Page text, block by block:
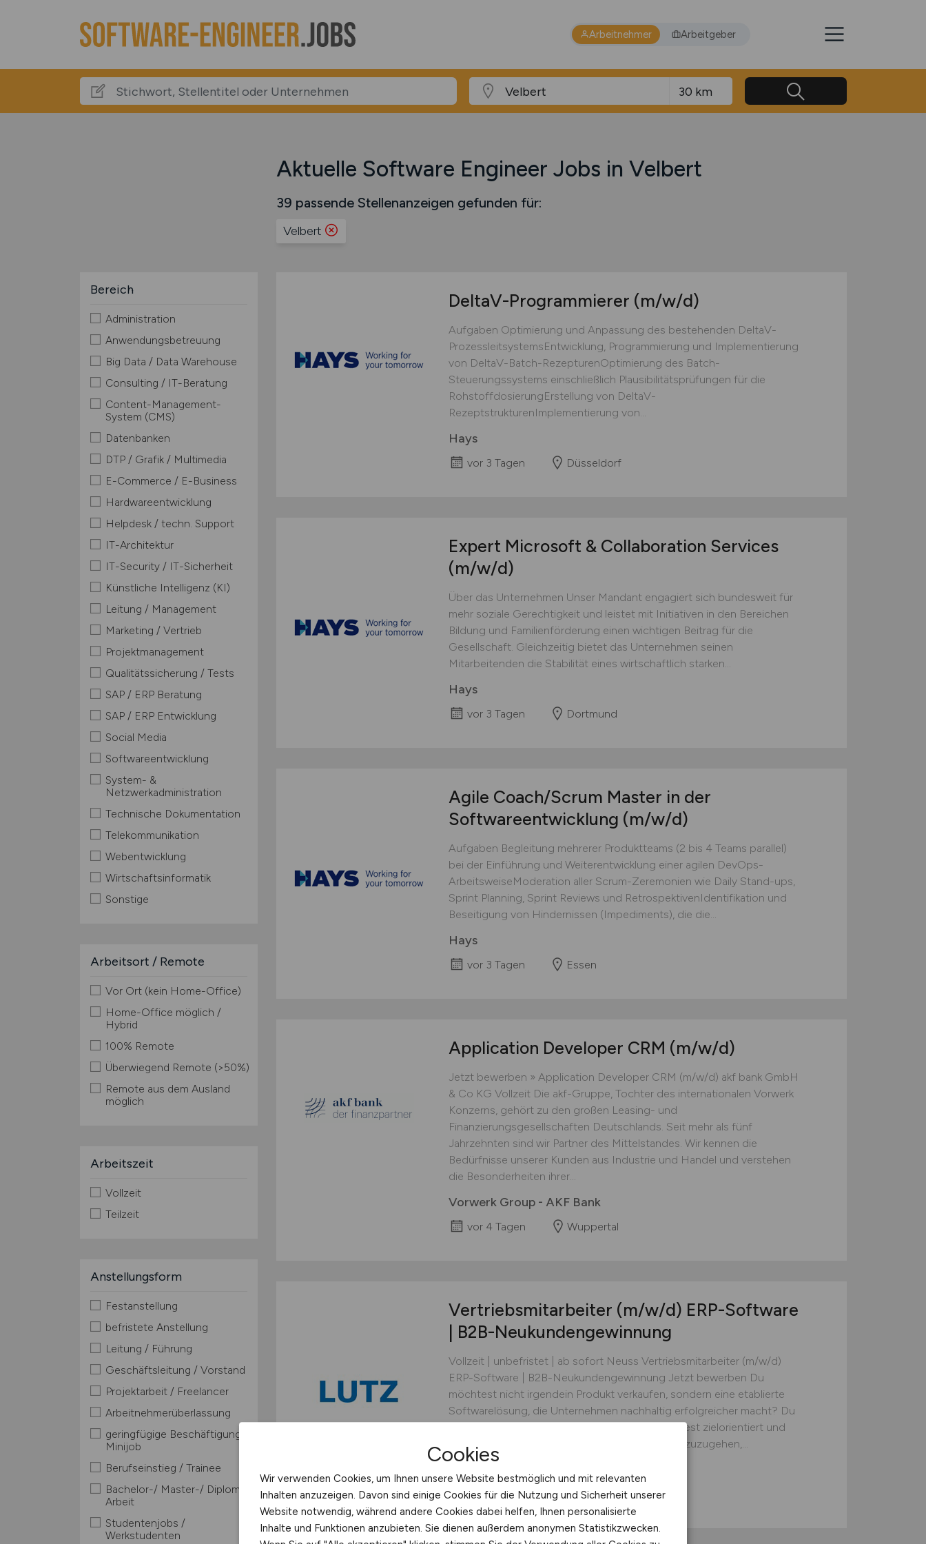
Arbeitnehmer Arbeitgeber
Aktuelle Software Engineer Jobs in Velbert
39 passende Stellenanzeigen gefunden für:
Velbert
Bereich
Administration
Anwendungsbetreuung
Big Data / Data Warehouse
Consulting / IT-Beratung
Content-Management-
System (CMS)
Datenbanken
DTP / Grafik / Multimedia
E-Commerce / E-Business
Hardwareentwicklung
Helpdesk / techn. Support
IT-Architektur
IT-Security / IT-Sicherheit
Künstliche Intelligenz (KI)
Leitung / Management
Marketing / Vertrieb
Projektmanagement
Qualitätssicherung / Tests
SAP / ERP Beratung
SAP / ERP Entwicklung
Social Media
Softwareentwicklung
System- &
Netzwerkadministration
Technische Dokumentation
Telekommunikation
Webentwicklung
Wirtschaftsinformatik
Sonstige
Arbeitsort / Remote
Vor Ort (kein Home-Office)
Home-Office möglich /
Hybrid
100% Remote
Überwiegend Remote (>50%)
Remote aus dem Ausland
möglich
Arbeitszeit
Vollzeit
Teilzeit
Anstellungsform
Festanstellung
befristete Anstellung
Leitung / Führung
Geschäftsleitung / Vorstand
Projektarbeit / Freelancer
Arbeitnehmerüberlassung
geringfügige Beschäftigung /
Minijob
Berufseinstieg / Trainee
Bachelor-/ Master-/ Diplom-
Arbeit
Studentenjobs /
Werkstudenten
DeltaV-Programmierer (m/w/d)
Aufgaben Optimierung und Anpassung des bestehenden DeltaV-
ProzessleitsystemsEntwicklung, Programmierung und Implementierung
von DeltaV-Batch-RezepturenOptimierung des Batch-
Steuerungssystems einschließlich Plausibilitätsprüfungen für die
RohstoffdosierungErstellung von DeltaV-
RezeptstrukturenImplementierung von...
Hays
vor 3 Tagen Düsseldorf
Expert Microsoft & Collaboration Services
(m/w/d)
Über das Unternehmen Unser Mandant engagiert sich bundesweit für
mehr soziale Gerechtigkeit und leistet mit Initiativen in den Bereichen
Bildung und Familienförderung einen wichtigen Beitrag für die
Gesellschaft. Gleichzeitig bietet das Unternehmen seinen
Mitarbeitenden die Stabilität eines wirtschaftlich starken...
Hays
vor 3 Tagen Dortmund
Agile Coach/Scrum Master in der
Softwareentwicklung (m/w/d)
Aufgaben Begleitung mehrerer Produktteams (2 bis 4 Teams parallel)
bei der Einführung und Weiterentwicklung einer agilen DevOps-
ArbeitsweiseModeration aller Scrum-Zeremonien wie Daily Stand-ups,
Sprint Planning, Sprint Reviews und RetrospektivenIdentifikation und
Beseitigung von Hindernissen (Impediments), die die...
Hays
vor 3 Tagen Essen
Application Developer CRM (m/w/d)
Jetzt bewerben » Application Developer CRM (m/w/d) akf bank GmbH
& Co KG Vollzeit Die akf-Gruppe, Tochter des internationalen Vorwerk
Konzerns, gehört zu den großen Leasing- und
Finanzierungsgesellschaften Deutschlands. Seit mehr als fünf
Jahrzehnten sind wir Partner des Mittelstandes. Wir kennen die
Bedürfnisse unserer Kunden aus Industrie und Handel und verstehen
die Besonderheiten ihrer...
Vorwerk Group - AKF Bank
vor 4 Tagen Wuppertal
Vertriebsmitarbeiter (m/w/d) ERP-Software
| B2B-Neukundengewinnung
Vollzeit | unbefristet | ab sofort Neuss Vertriebsmitarbeiter (m/w/d)
ERP-Software | B2B-Neukundengewinnung Jetzt bewerben Du
möchtest nicht irgendein Produkt verkaufen, sondern eine etablierte
Softwarelösung, die Unternehmen nachhaltig erfolgreicher macht? Du
überzeugst durch Kommunikationsstärke, arbeitest zielorientiert und
hast Freude daran, aktiv auf potenzielle Kunden zuzugehen,...
vor 4 Tagen Neuss
Cookies
Wir verwenden Cookies, um Ihnen unsere Website bestmöglich und mit relevanten
Inhalten anzuzeigen. Davon sind einige Cookies für die Nutzung und Sicherheit unserer
Website notwendig, während andere Cookies dabei helfen, Ihnen personalisierte
Inhalte und Funktionen anzubieten. Sie dienen außerdem anonymen Statistikzwecken.